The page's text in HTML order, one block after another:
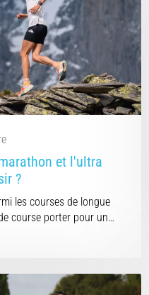
et l'ultra
?
les courses de longue
course porter pour un…